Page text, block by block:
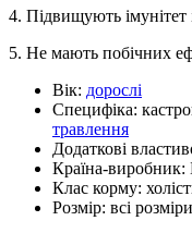
4. Підвищують імунітет
5. Не мають побічних
Вік: дорослі
Специфіка:
травлення
Додаткові
Країна-виробник:
Клас корму:
Розмір: всі розміри